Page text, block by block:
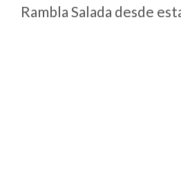
Rambla Salada desde